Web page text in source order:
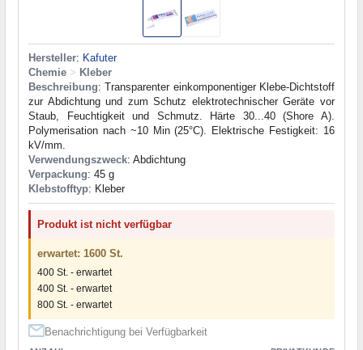
Hersteller: Kafuter
Chemie > Kleber
Beschreibung: Transparenter einkomponentiger Klebe-Dichtstoff
zur Abdichtung und zum Schutz elektrotechnischer Geräte vor
Staub, Feuchtigkeit und Schmutz. Härte 30...40 (Shore A).
Polymerisation nach ~10 Min (25°C). Elektrische Festigkeit: 16
kV/mm.
Verwendungszweck: Abdichtung
Verpackung: 45 g
Klebstofftyp: Kleber
Produkt ist nicht verfügbar
erwartet: 1600 St.
400 St. - erwartet
400 St. - erwartet
800 St. - erwartet
Benachrichtigung bei Verfügbarkeit